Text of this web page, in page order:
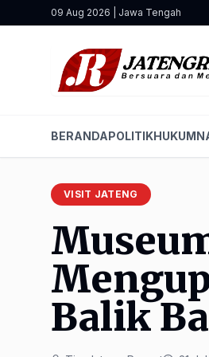
09 Aug 2026 | Jawa Tengah
BERANDAPOLITIKHUKUM
VISIT JATENG
Balik